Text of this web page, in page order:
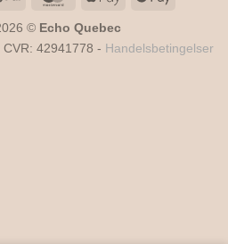
© Echo Quebec
CVR: 42941778 - Handelsbetingelser